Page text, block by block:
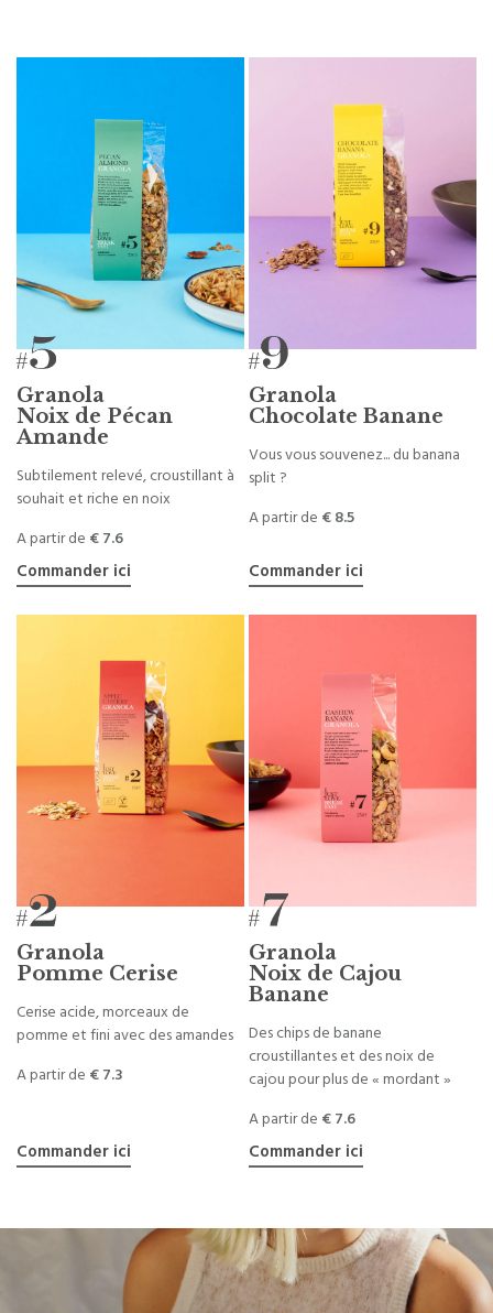
Granola
Noix de Pécan
Amande
Subtilement relevé, croustillant à
souhait et riche en noix
A partir de € 7.6
Commander ici
Granola
Chocolate Banane
Vous vous souvenez... du banana
split ?
A partir de € 8.5
Commander ici
Granola
Pomme Cerise
Cerise acide, morceaux de
pomme et fini avec des amandes
A partir de € 7.3
Commander ici
Granola
Noix de Cajou
Banane
Des chips de banane
croustillantes et des noix de
cajou pour plus de « mordant »
A partir de € 7.6
Commander ici